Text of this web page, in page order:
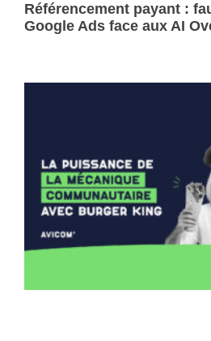
Référencement payant :
Google Ads face aux AI